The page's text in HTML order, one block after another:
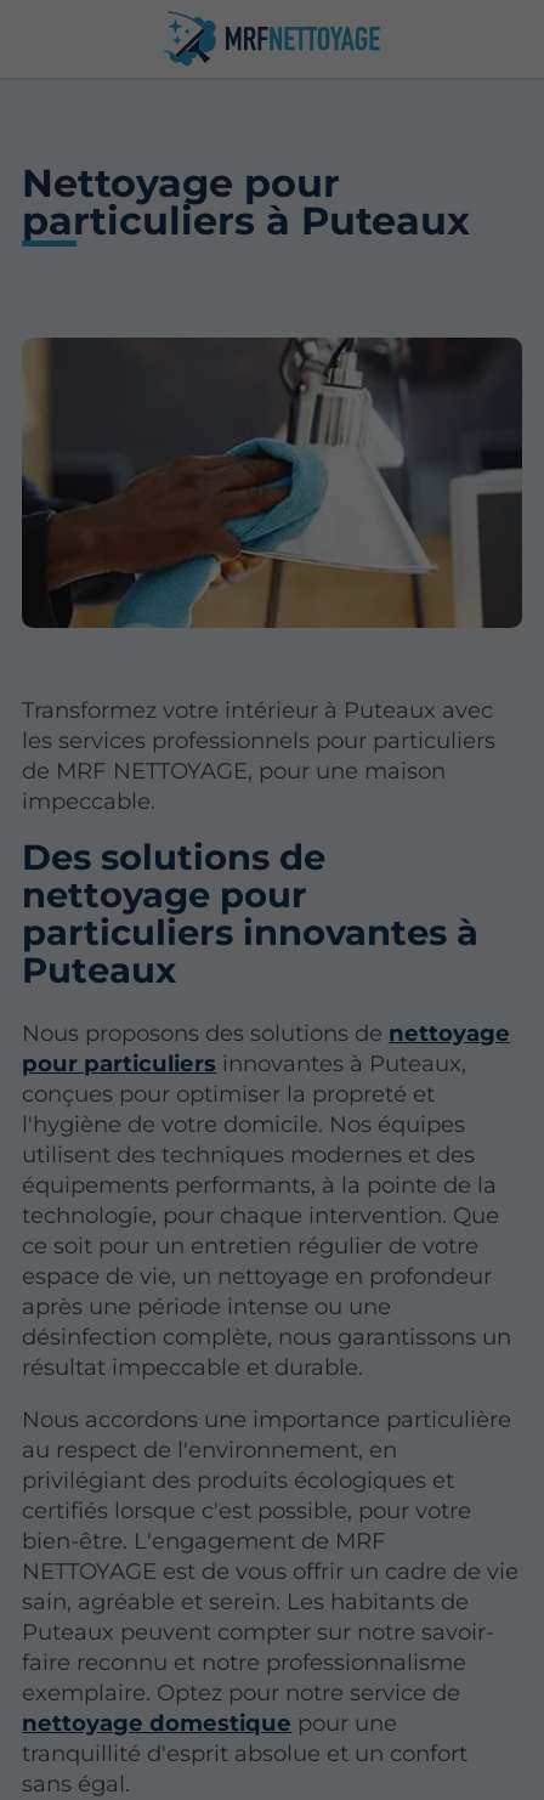
Nettoyage pour
particuliers à Puteaux
Transformez votre intérieur à Puteaux avec
les services professionnels pour particuliers
de MRF NETTOYAGE, pour une maison
impeccable.
Des solutions de
nettoyage pour
particuliers innovantes à
Puteaux
Nous proposons des solutions de nettoyage
pour particuliers innovantes à Puteaux,
conçues pour optimiser la propreté et
l'hygiène de votre domicile. Nos équipes
utilisent des techniques modernes et des
équipements performants, à la pointe de la
technologie, pour chaque intervention. Que
ce soit pour un entretien régulier de votre
espace de vie, un nettoyage en profondeur
après une période intense ou une
désinfection complète, nous garantissons un
résultat impeccable et durable.
Nous accordons une importance particulière
au respect de l'environnement, en
privilégiant des produits écologiques et
certifiés lorsque c'est possible, pour votre
bien-être. L'engagement de MRF
NETTOYAGE est de vous offrir un cadre de vie
sain, agréable et serein. Les habitants de
Puteaux peuvent compter sur notre savoir-
faire reconnu et notre professionnalisme
exemplaire. Optez pour notre service de
nettoyage domestique pour une
tranquillité d'esprit absolue et un confort
sans égal.